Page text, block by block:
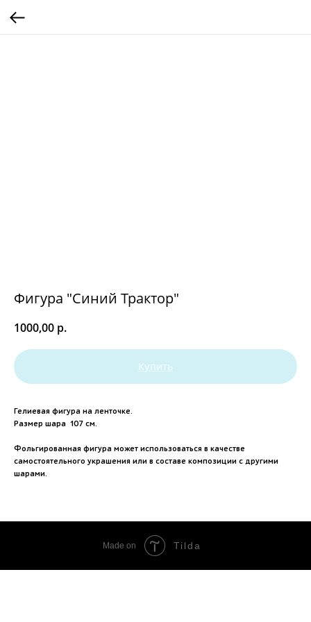
Фигура "Синий Трактор"
1000,00 р.
Купить
Гелиевая фигура на ленточке.
Размер шара 107 см.
Фольгированная фигура может использоваться в качестве
самостоятельного украшения или в составе композиции с другими
шарами.
Made on Tilda